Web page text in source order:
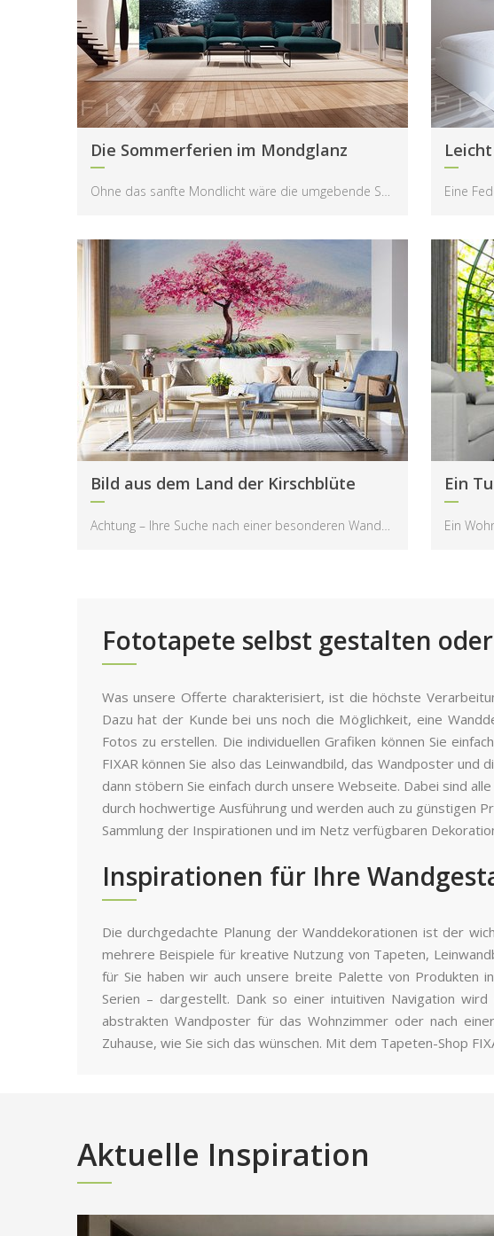
Die Sommerferien im Mondglanz
Ohne das sanfte Mondlicht wäre die umgebende Schönheit kaum sichtbar – erst es verleiht der Nacht...
Bild aus dem Land der Kirschblüte
Achtung – Ihre Suche nach einer besonderen Wanddekoration könnte hier enden! Diese beeindruckende...
Ein
Fototapete selbst gestalten
Was unsere Offerte charakterisiert, ist die höchste
Dazu hat der Kunde bei uns noch die Möglichkeit, eine
Fotos zu erstellen. Die individuellen Grafiken können Sie
FIXAR können Sie also das Leinwandbild, das Wandposter
dann stöbern Sie einfach durch unsere Webseite. Dabei sind
durch hochwertige Ausführung und werden auch zu günstigen
Sammlung der Inspirationen und im Netz verfügbaren
Inspirationen für Ihre
Die durchgedachte Planung der Wanddekorationen ist der
mehrere Beispiele für kreative Nutzung von Tapeten,
für Sie haben wir auch unsere breite Palette von Produkten
Serien – dargestellt. Dank so einer intuitiven Navigation
abstrakten Wandposter für das Wohnzimmer oder nach
Zuhause, wie Sie sich das wünschen. Mit dem Tapeten-Shop
Aktuelle Inspiration